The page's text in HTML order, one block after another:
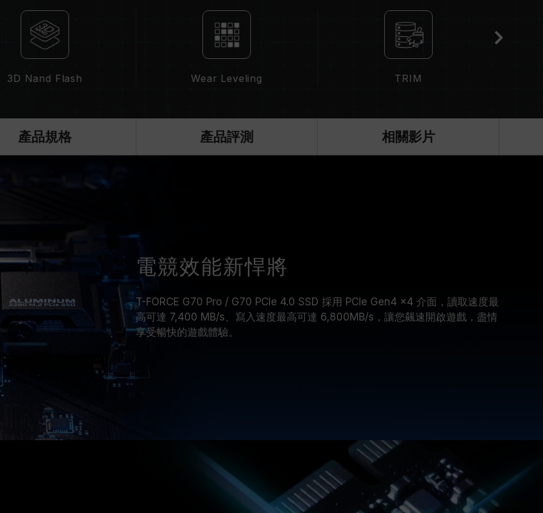
3D Nand Flash Wear Leveling TRIM
產品規格 產品評測 相關影片
電競效能新悍將
T-FORCE G70 Pro / G70 PCIe 4.0 SSD 採用 PCIe Gen4 x4 介面，讀取速度最
高可達 7,400 MB/s、寫入速度最高可達 6,800MB/s，讓您飆速開啟遊戲，盡情
享受暢快的遊戲體驗。